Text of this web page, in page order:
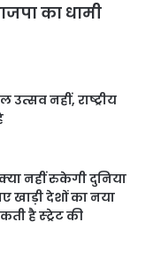
का धामी
नहीं, राष्ट्रीय
नहीं रुकेगी दुनिया
खाड़ी देशों का नया
है स्ट्रेट की